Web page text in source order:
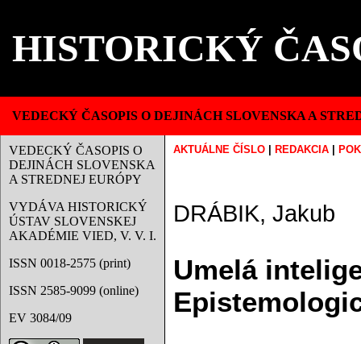
HISTORICKÝ
VEDECKÝ ČASOPIS O DEJINÁCH SLOVENSKA A
VEDECKÝ ČASOPIS O
DEJINÁCH SLOVENSKA
A STREDNEJ EURÓPY
VYDÁVA HISTORICKÝ
ÚSTAV SLOVENSKEJ
AKADÉMIE VIED, V. V. I.
ISSN 0018-2575 (print)
ISSN 2585-9099 (online)
EV 3084/09
AKTUÁLNE ČÍSLO REDAKCIA
DRÁBIK, Jakub
Umelá